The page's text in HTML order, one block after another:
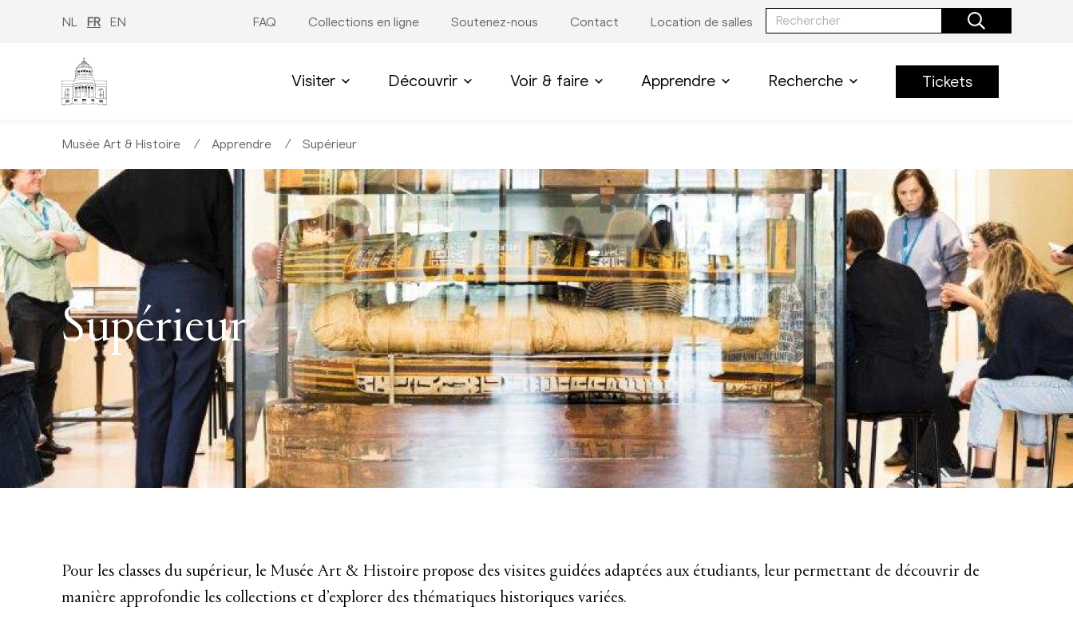
NL FR EN FAQ Collections en ligne Soutenez-nous Contact Location de salles
Visiter Découvrir Voir & faire Apprendre Recherche Tickets
Musée Art & Histoire ∕ Apprendre ∕ Supérieur
Supérieur
Pour les classes du supérieur, le Musée Art & Histoire propose des visites guidées adaptées aux étudiants, leur permettant de découvrir de
manière approfondie les collections et d’explorer des thématiques historiques variées.